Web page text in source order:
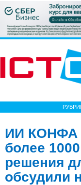
ИИ КОНФА
более
решения
обсудили